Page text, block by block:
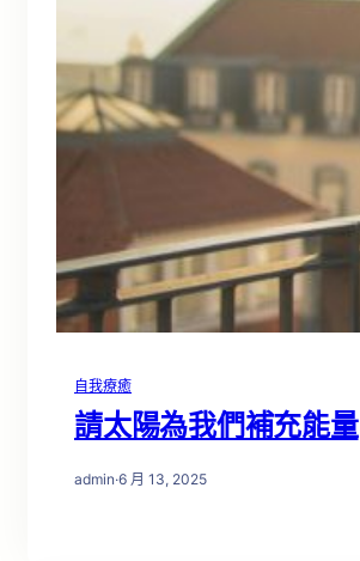
自我療癒
請太陽為我們補充能量
admin·6 月 13, 2025